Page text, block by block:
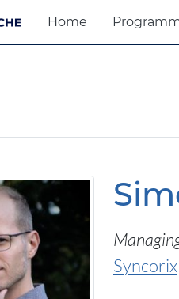
Home
Syncorix